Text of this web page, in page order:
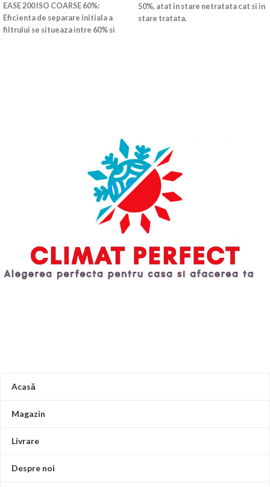
EASE 200 ISO COARSE 60%:
Eficienta de separare initiala a
filtrului se situeaza intre 60% si
50%, atat in stare netratata cat si in
stare tratata.
Acasă
Magazin
Livrare
Despre noi